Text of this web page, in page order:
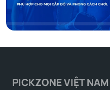
PICKZONE VIỆT NAM